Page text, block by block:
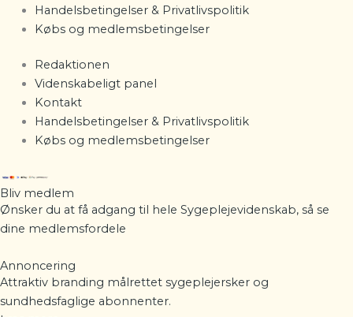
Handelsbetingelser & Privatlivspolitik
Købs og medlemsbetingelser
Redaktionen
Videnskabeligt panel
Kontakt
Handelsbetingelser & Privatlivspolitik
Købs og medlemsbetingelser
Bliv medlem
Ønsker du at få adgang til hele Sygeplejevidenskab, så se
dine medlemsfordele
Annoncering
Attraktiv branding målrettet sygeplejersker og
sundhedsfaglige abonnenter.